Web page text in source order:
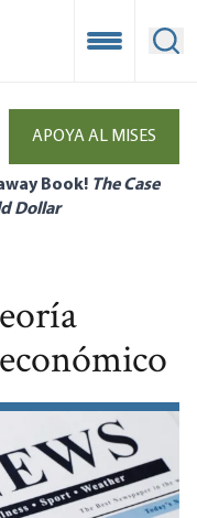
Open
APOYA AL MISES
Book! The Case
Dollar